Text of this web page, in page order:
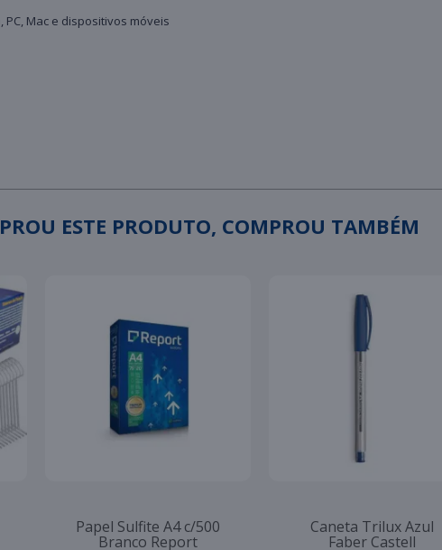
PC, Mac e dispositivos móveis
ESTE PRODUTO, COMPROU TAMBÉM
Papel Sulfite A4 c/500
Branco Report
Caneta Trilux Azul
Faber Castell